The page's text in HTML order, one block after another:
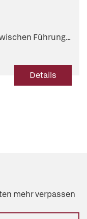
Führung...
Details
mehr verpassen